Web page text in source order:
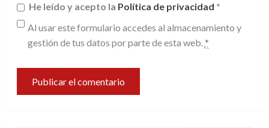
He leído y acepto la Política de privacidad *
Al usar este formulario accedes al almacenamiento y
gestión de tus datos por parte de esta web. *